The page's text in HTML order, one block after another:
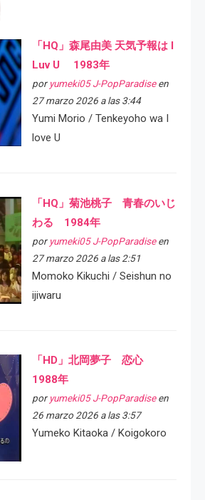
「HQ」森尾由美 天気予報は I
Luv U 1983年
por yumeki05 J-PopParadiseen
27 marzo 2026 a las 3:44
Yumi Morio / Tenkeyoho wa I
love U
「HQ」菊池桃子 青春のいじ
わる 1984年
por yumeki05 J-PopParadiseen
27 marzo 2026 a las 2:51
Momoko Kikuchi / Seishun no
ijiwaru
「HD」北岡夢子 恋心
1988年
por yumeki05 J-PopParadiseen
26 marzo 2026 a las 3:57
Yumeko Kitaoka / Koigokoro